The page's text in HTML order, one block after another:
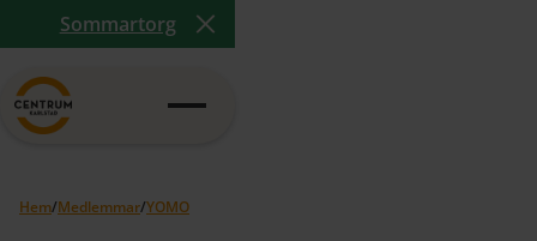
Sommartorg
Close Announcement Banner
Hem/Medlemmar/YOMO